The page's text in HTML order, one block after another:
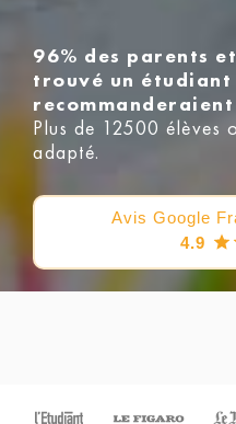
96% des parents
trouvé un étudiant
Plus de 12500 élèves
adapté.
Avis Google
4.9